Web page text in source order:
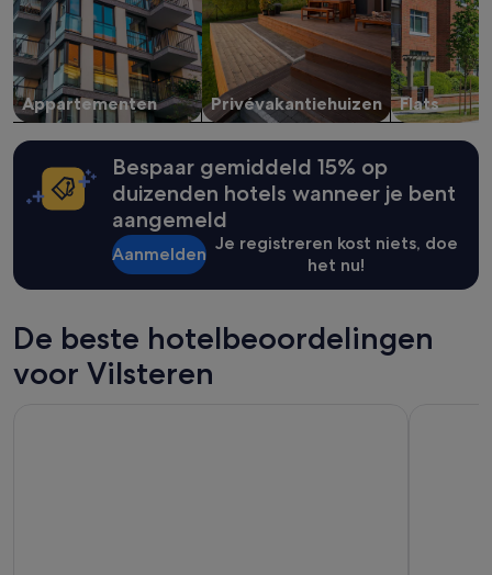
2
volwassenen.
Prijzen
en
beschikbaarheid
kunnen
wijzigen.
Mogelijk
gelden
extra
Appartementen Privévakantiehuizen Flats
Bespaar gemiddeld 15% op
duizenden hotels wanneer je bent
aangemeld
Aanmelden
Je registreren kost niets, doe
het nu!
De beste hotelbeoordelingen
voor Vilsteren